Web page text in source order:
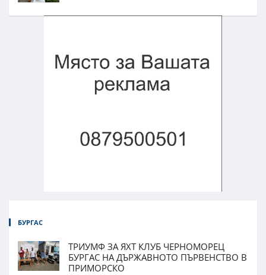
БУРГАС
ТРИУМФ ЗА ЯХТ КЛУБ ЧЕРНОМОРЕЦ
БУРГАС НА ДЪРЖАВНОТО ПЪРВЕНСТВО В
ПРИМОРСКО